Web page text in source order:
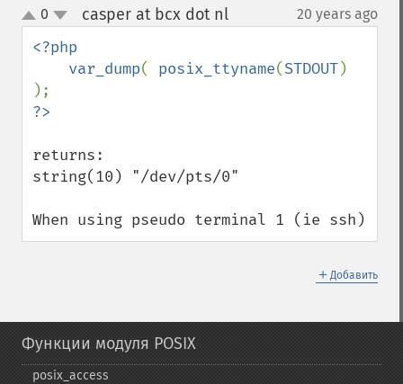
up
down
0 casper at bcx dot nl¶ 20 years ago
<?php
    var_dump
( posix_ttyname(STDOUT)
returns:
string(10) "/dev/pts/0"
When using pseudo terminal 1 (ie ssh)
＋ Добавить
Функции модуля POSIX
posix_​access